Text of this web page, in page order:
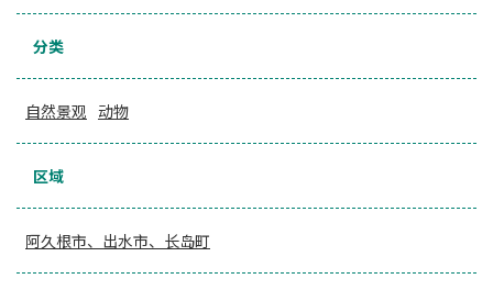
分类
自然景观 动物
区域
阿久根市、出水市、长岛町